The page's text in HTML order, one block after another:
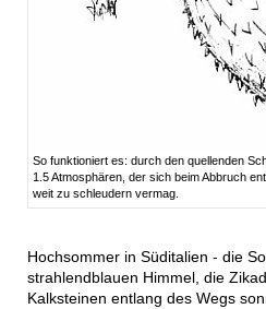
So funktioniert es: durch den quellenden
1.5 Atmosphären, der sich beim Abbruch
weit zu schleudern vermag.
Hochsommer in Süditalien - die
strahlendblauen Himmel, die
Kalksteinen entlang des Wegs